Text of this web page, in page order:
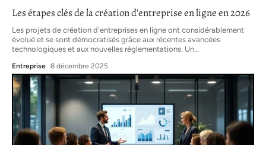
Les étapes clés de la création d’entreprise en ligne en 2026
Les projets de création d'entreprises en ligne ont considérablement
évolué et se sont démocratisés grâce aux récentes avancées
technologiques et aux nouvelles réglementations. Un…
Entreprise 8 décembre 2025